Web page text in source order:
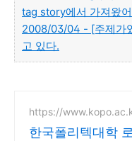
tag story에서 가져왔
2008/03/04 - [주제가
고 있다.
https://
한국폴리텍대학